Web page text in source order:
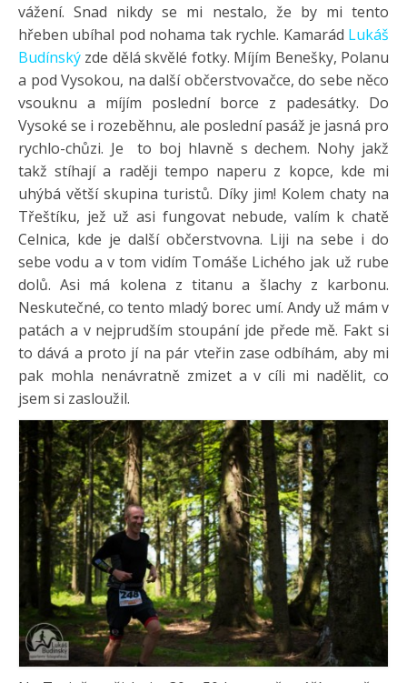
vážení. Snad nikdy se mi nestalo, že by mi tento
hřeben ubíhal pod nohama tak rychle. Kamarád Lukáš
Budínský zde dělá skvělé fotky. Míjím Benešky, Polanu
a pod Vysokou, na další občerstvovačce, do sebe něco
vsouknu a míjím poslední borce z padesátky. Do
Vysoké se i rozeběhnu, ale poslední pasáž je jasná pro
rychlo-chůzi. Je to boj hlavně s dechem. Nohy jakž
takž stíhají a raději tempo naperu z kopce, kde mi
uhýbá větší skupina turistů. Díky jim! Kolem chaty na
Třeštíku, jež už asi fungovat nebude, valím k chatě
Celnica, kde je další občerstvovna. Liji na sebe i do
sebe vodu a v tom vidím Tomáše Lichého jak už rube
dolů. Asi má kolena z titanu a šlachy z karbonu.
Neskutečné, co tento mladý borec umí. Andy už mám v
patách a v nejprudším stoupání jde přede mě. Fakt si
to dává a proto jí na pár vteřin zase odbíhám, aby mi
pak mohla nenávratně zmizet a v cíli mi nadělit, co
jsem si zasloužil.